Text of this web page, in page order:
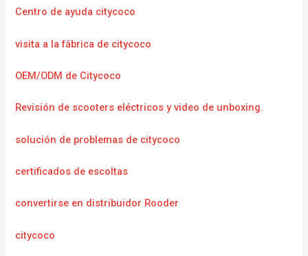
Centro de ayuda citycoco
visita a la fábrica de citycoco
OEM/ODM de Citycoco
Revisión de scooters eléctricos y video de unboxing.
solución de problemas de citycoco
certificados de escoltas
convertirse en distribuidor Rooder
citycoco